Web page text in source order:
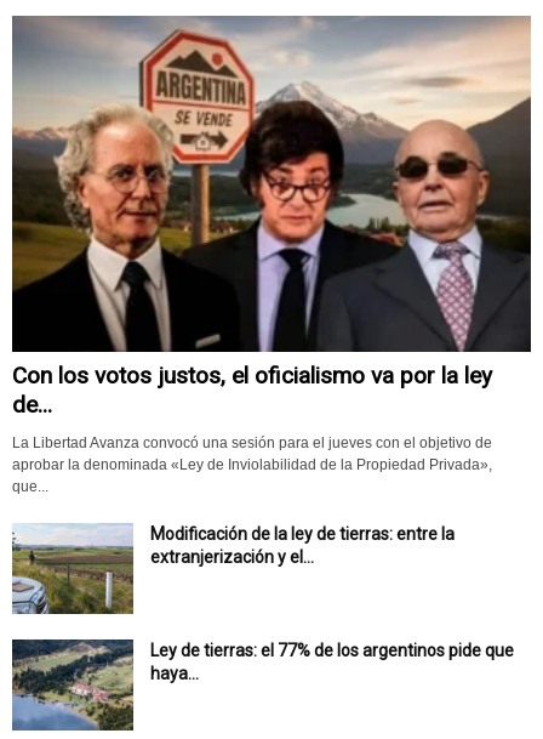
Con los votos justos, el oficialismo va por la ley
de...
La Libertad Avanza convocó una sesión para el jueves con el objetivo de
aprobar la denominada «Ley de Inviolabilidad de la Propiedad Privada»,
que...
Modificación de la ley de tierras: entre la
extranjerización y el...
Ley de tierras: el 77% de los argentinos pide que
haya...